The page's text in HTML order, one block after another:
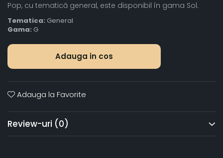
Pop, cu tematică general, este disponibil în gama Sol.
Tematica: General
Gama: G
Adauga in cos
Adauga la Favorite
Review-uri (0)